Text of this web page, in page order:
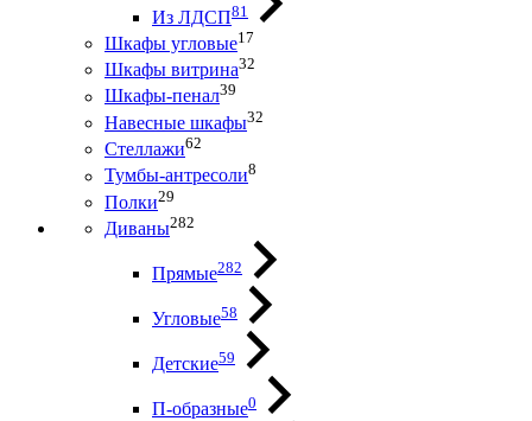
Из ЛДСП81
Шкафы угловые17
Шкафы витрина32
Шкафы-пенал39
Навесные шкафы32
Стеллажи62
Тумбы-антресоли8
Полки29
Диваны282
Прямые282
Угловые58
Детские59
П-образные0